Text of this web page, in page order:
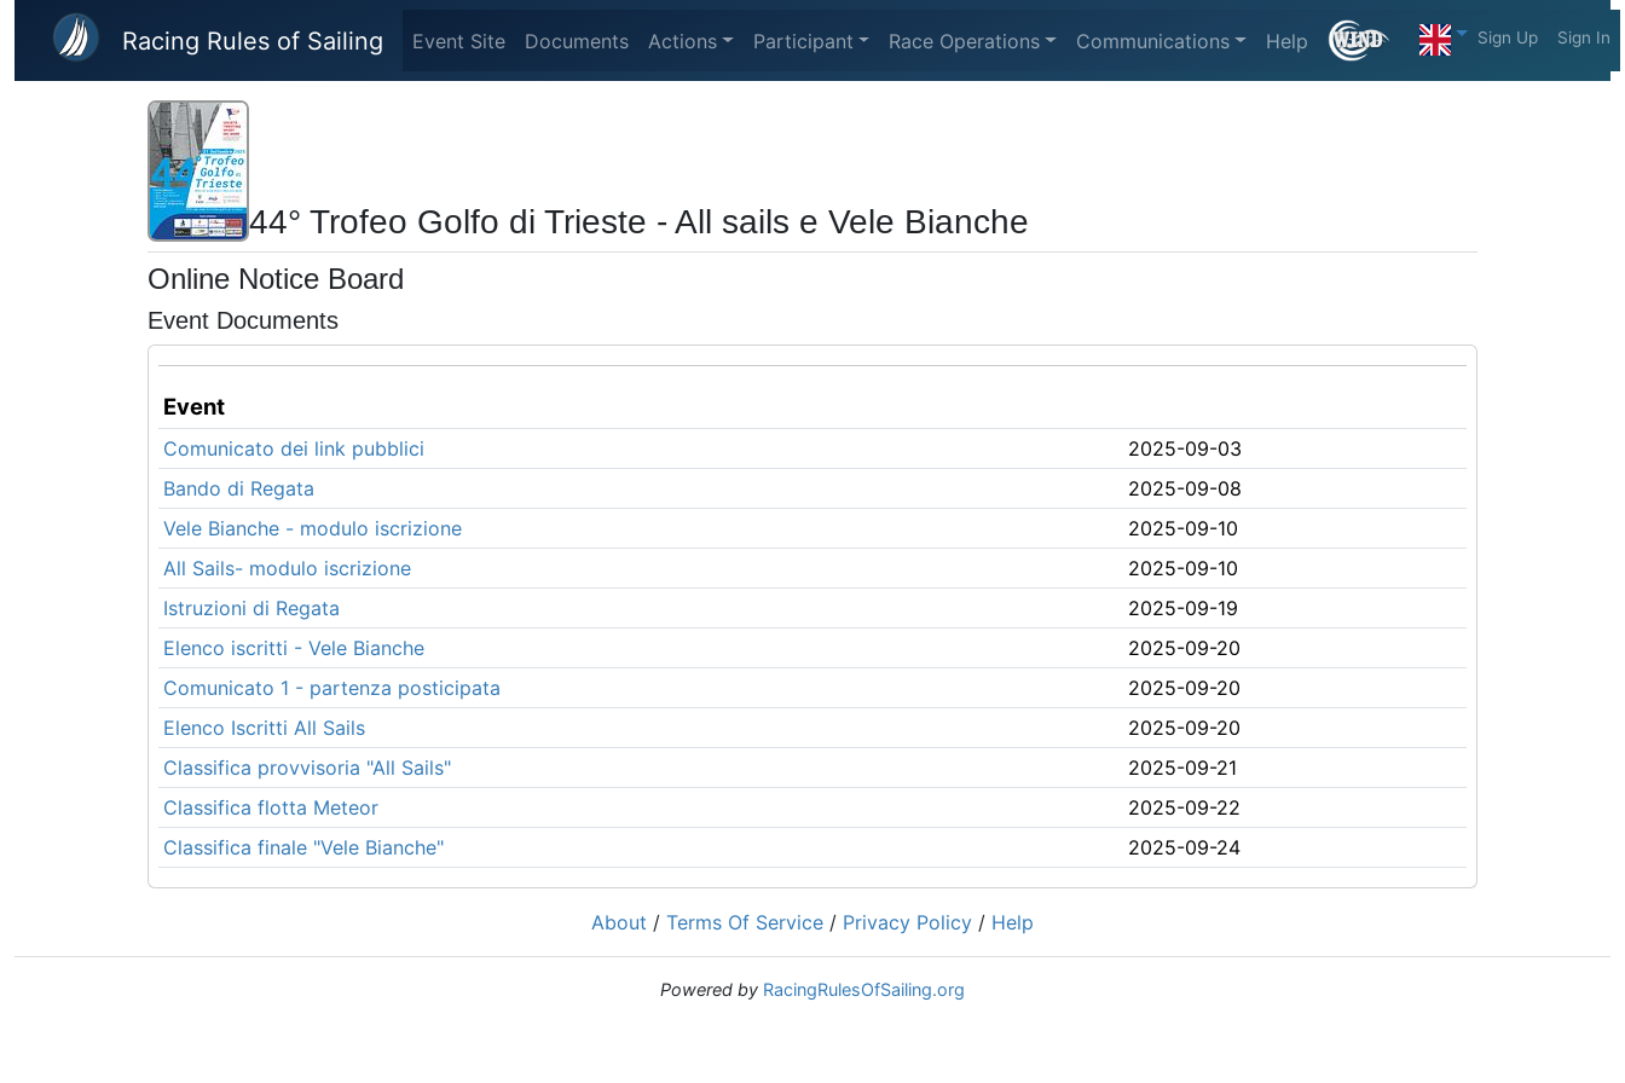
Skip to main content
Racing Rules of Sailing Event Site Documents Actions Participant Race Operations Communications Help Sign Up Sign In
44° Trofeo Golfo di Trieste - All sails e Vele Bianche
Online Notice Board
Event Documents
Event
Comunicato dei link pubblici
2025-09-03
Bando di Regata
2025-09-08
Vele Bianche - modulo iscrizione
2025-09-10
All Sails- modulo iscrizione
2025-09-10
Istruzioni di Regata
2025-09-19
Elenco iscritti - Vele Bianche
2025-09-20
Comunicato 1 - partenza posticipata
2025-09-20
Elenco Iscritti All Sails
2025-09-20
Classifica provvisoria "All Sails"
2025-09-21
Classifica flotta Meteor
2025-09-22
Classifica finale "Vele Bianche"
2025-09-24
About / Terms Of Service / Privacy Policy / Help
Powered by RacingRulesOfSailing.org